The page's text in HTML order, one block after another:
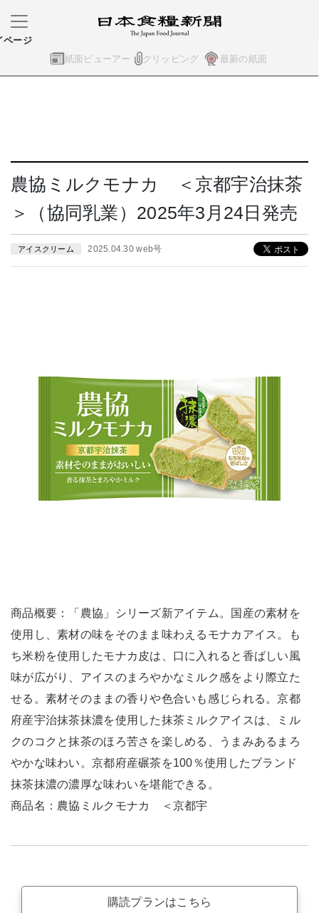
紙面ビューアー クリッピング 最新の紙面
ページ
農協ミルクモナカ ＜京都宇治抹茶
＞（協同乳業）2025年3月24日発売
アイスクリーム 2025.04.30 web号
商品概要：「農協」シリーズ新アイテム。国産の素材を
使用し、素材の味をそのまま味わえるモナカアイス。も
ち米粉を使用したモナカ皮は、口に入れると香ばしい風
味が広がり、アイスのまろやかなミルク感をより際立た
せる。素材そのままの香りや色合いも感じられる。京都
府産宇治抹茶抹濃を使用した抹茶ミルクアイスは、ミル
クのコクと抹茶のほろ苦さを楽しめる、うまみあるまろ
やかな味わい。京都府産碾茶を100％使用したブランド
抹茶抹濃の濃厚な味わいを堪能できる。
商品名：農協ミルクモナカ ＜京都宇
購読プランはこちら